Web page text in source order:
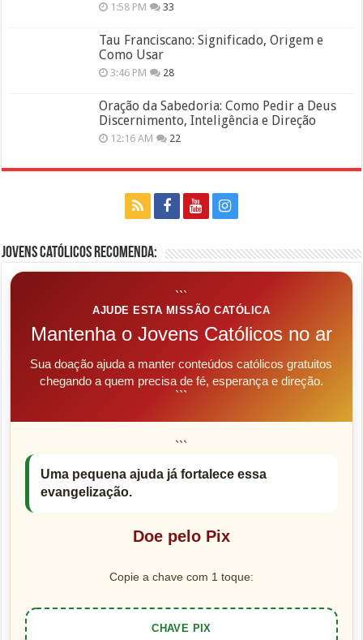
1:58 PM 33
Tau Franciscano: Significado, Origem e
Como Usar
3:46 PM 28
Oração da Sabedoria: Como Pedir a Deus
Discernimento, Inteligência e Direção
12:16 AM 22
Jovens Católicos Recomenda:
```
AJUDE ESTA MISSÃO CATÓLICA
Mantenha o Jovens Católicos no ar
Sua doação ajuda a manter conteúdos católicos gratuitos
chegando a quem precisa de fé, esperança e direção.
```
```
Uma pequena ajuda já fortalece essa
evangelização.
Doe pelo Pix
Copie a chave com 1 toque:
CHAVE PIX